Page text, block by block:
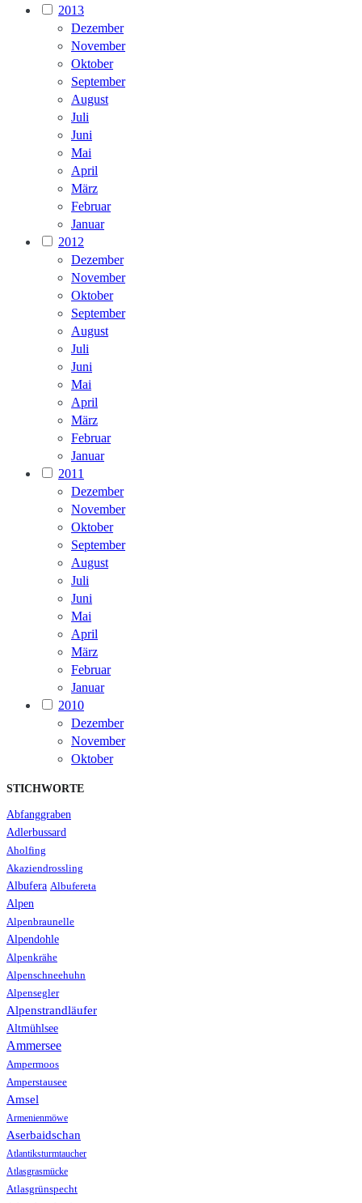
2013
Dezember
November
Oktober
September
August
Juli
Juni
Mai
April
März
Februar
Januar
2012
Dezember
November
Oktober
September
August
Juli
Juni
Mai
April
März
Februar
Januar
2011
Dezember
November
Oktober
September
August
Juli
Juni
Mai
April
März
Februar
Januar
2010
Dezember
November
Oktober
STICHWORTE
Abfanggraben
Adlerbussard
Aholfing
Akaziendrossling
Albufera Albufereta
Alpen
Alpenbraunelle
Alpendohle
Alpenkrähe
Alpenschneehuhn
Alpensegler
Alpenstrandläufer
Altmühlsee
Ammersee
Ampermoos
Amperstausee
Amsel
Armenienmöwe
Aserbaidschan
Atlantiksturmtaucher
Atlasgrasmücke
Atlasgrünspecht